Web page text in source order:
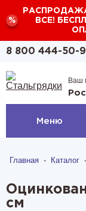
%
ВСЕ!
8 800 444-50-
Ваш
Меню
Главная - Каталог
см